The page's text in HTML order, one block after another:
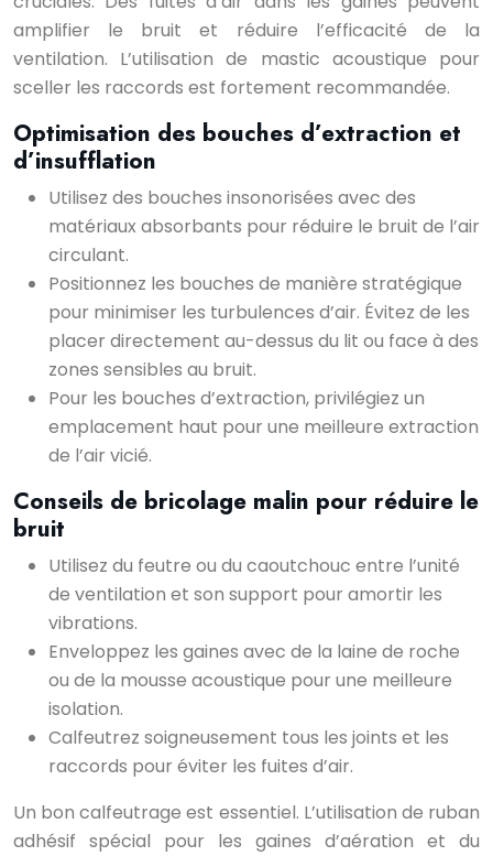
amplifier le bruit et réduire l’efficacité de la
ventilation. L’utilisation de mastic acoustique pour
sceller les raccords est fortement recommandée.
Optimisation des bouches d’extraction et
d’insufflation
Utilisez des bouches insonorisées avec des
matériaux absorbants pour réduire le bruit de l’air
circulant.
Positionnez les bouches de manière stratégique
pour minimiser les turbulences d’air. Évitez de les
placer directement au-dessus du lit ou face à des
zones sensibles au bruit.
Pour les bouches d’extraction, privilégiez un
emplacement haut pour une meilleure extraction
de l’air vicié.
Conseils de bricolage malin pour réduire le
bruit
Utilisez du feutre ou du caoutchouc entre l’unité
de ventilation et son support pour amortir les
vibrations.
Enveloppez les gaines avec de la laine de roche
ou de la mousse acoustique pour une meilleure
isolation.
Calfeutrez soigneusement tous les joints et les
raccords pour éviter les fuites d’air.
Un bon calfeutrage est essentiel. L’utilisation de ruban
adhésif spécial pour les gaines d’aération et du